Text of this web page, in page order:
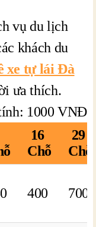
vụ du lịch
khách du
xe tự lái Đà
ưa thích.
1000 VNĐ
16
Chỗ
29
Chỗ
400 700